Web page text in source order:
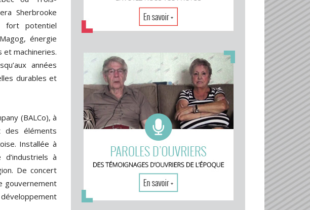
Sherbrooke
fort potentiel
énergie
et machineries.
années
durables et
(BALCo), à
éléments
Installée à
à
De concert
gouvernement